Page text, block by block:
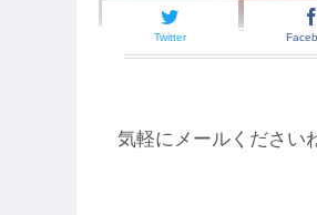
Twitter
気軽にメールください